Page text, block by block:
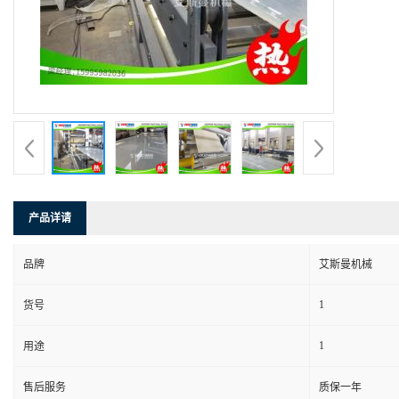
产品详请
品牌 艾斯曼机械
货号 1
用途 1
售后服务 质保一年